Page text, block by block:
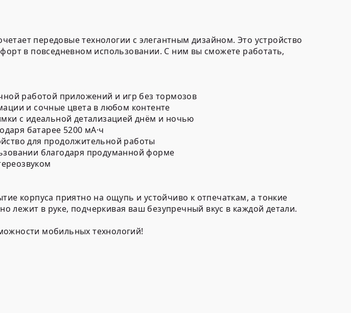
передовые технологии с элегантным дизайном. Это устройство
в повседневном использовании. С ним вы сможете работать,
работой приложений и игр без тормозов
и сочные цвета в любом контенте
с идеальной детализацией днём и ночью
батарее 5200 мА·ч
для продолжительной работы
благодаря продуманной форме
корпуса приятно на ощупь и устойчиво к отпечаткам, а тонкие
лежит в руке, подчеркивая ваш безупречный вкус в каждой детали.
мобильных технологий!